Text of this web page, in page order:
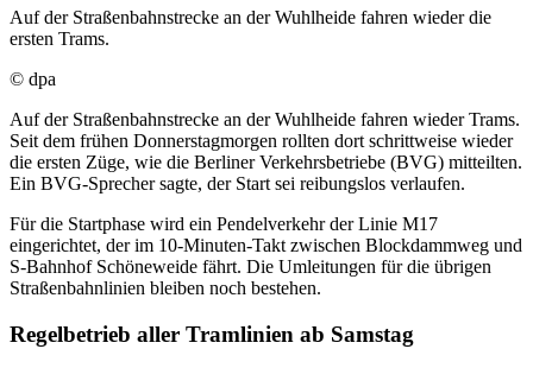
Auf der Straßenbahnstrecke an der Wuhlheide fahren wieder die
ersten Trams.
© dpa
Auf der Straßenbahnstrecke an der Wuhlheide fahren wieder Trams.
Seit dem frühen Donnerstagmorgen rollten dort schrittweise wieder
die ersten Züge, wie die Berliner Verkehrsbetriebe (BVG) mitteilten.
Ein BVG-Sprecher sagte, der Start sei reibungslos verlaufen.
Für die Startphase wird ein Pendelverkehr der Linie M17
eingerichtet, der im 10-Minuten-Takt zwischen Blockdammweg und
S-Bahnhof Schöneweide fährt. Die Umleitungen für die übrigen
Straßenbahnlinien bleiben noch bestehen.
Regelbetrieb aller Tramlinien ab Samstag